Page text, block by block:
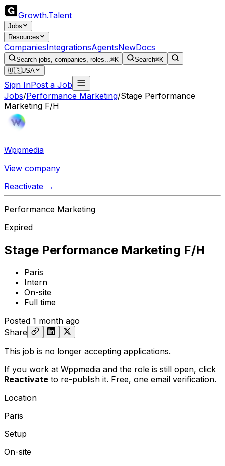
Growth.Talent
Jobs
Resources
CompaniesIntegrationsAgentsNewDocs
Search jobs, companies, roles...⌘K Search⌘K
🇺🇸USA
Sign InPost a Job
Jobs/Performance Marketing/Stage Performance
Marketing F/H
Wppmedia
View company
Reactivate →
Performance Marketing
Expired
Stage Performance Marketing F/H
Paris
Intern
On-site
Full time
Posted 1 month ago
Share
This job is no longer accepting applications.
If you work at Wppmedia and the role is still open, click
Reactivate to re-publish it. Free, one email verification.
Location
Paris
Setup
On-site